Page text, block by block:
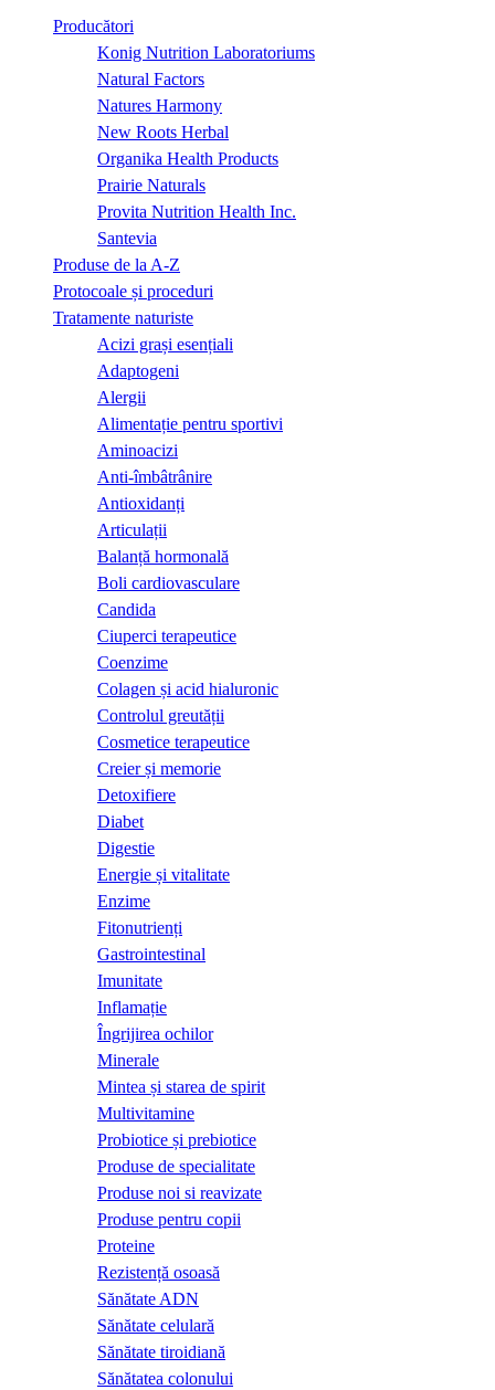
Producători
Konig Nutrition Laboratoriums
Natural Factors
Natures Harmony
New Roots Herbal
Organika Health Products
Prairie Naturals
Provita Nutrition Health Inc.
Santevia
Produse de la A-Z
Protocoale și proceduri
Tratamente naturiste
Acizi grași esențiali
Adaptogeni
Alergii
Alimentație pentru sportivi
Aminoacizi
Anti-îmbâtrânire
Antioxidanți
Articulații
Balanță hormonală
Boli cardiovasculare
Candida
Ciuperci terapeutice
Coenzime
Colagen și acid hialuronic
Controlul greutății
Cosmetice terapeutice
Creier și memorie
Detoxifiere
Diabet
Digestie
Energie și vitalitate
Enzime
Fitonutrienți
Gastrointestinal
Imunitate
Inflamație
Îngrijirea ochilor
Minerale
Mintea și starea de spirit
Multivitamine
Probiotice și prebiotice
Produse de specialitate
Produse noi si reavizate
Produse pentru copii
Proteine
Rezistență osoasă
Sănătate ADN
Sănătate celulară
Sănătate tiroidiană
Sănătatea colonului